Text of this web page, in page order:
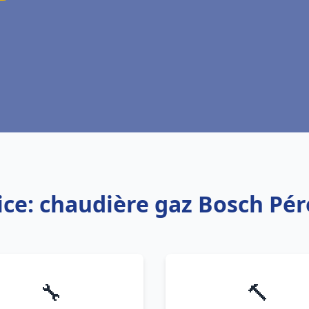
chaudière gaz Bosch
🔧 🔨